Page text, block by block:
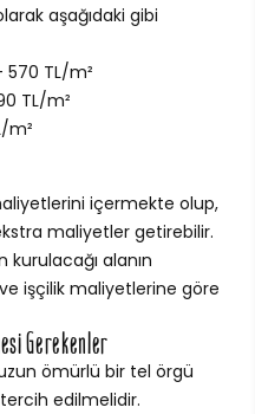
aşağıdaki gibi
TL/m²
TL/m²
m²
içermekte olup,
maliyetler getirebilir.
alanın
işçilik maliyetlerine göre
Gerekenler
ömürlü bir tel örgü
edilmelidir.